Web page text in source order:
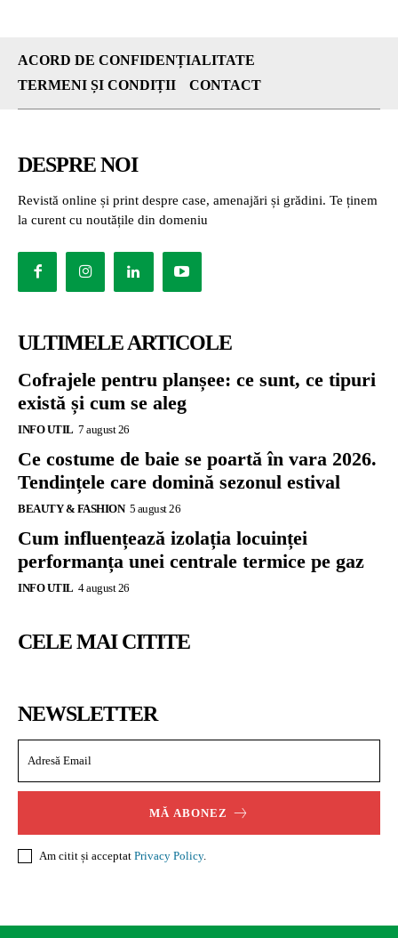
ACORD DE CONFIDENȚIALITATE
TERMENI ȘI CONDIȚII
CONTACT
DESPRE NOI
Revistă online și print despre case, amenajări și grădini. Te ținem
la curent cu noutățile din domeniu
ULTIMELE ARTICOLE
Cofrajele pentru planșee: ce sunt, ce tipuri
există și cum se aleg
INFO UTIL 7 august 26
Ce costume de baie se poartă în vara 2026.
Tendințele care domină sezonul estival
BEAUTY & FASHION 5 august 26
Cum influențează izolația locuinței
performanța unei centrale termice pe gaz
INFO UTIL 4 august 26
CELE MAI CITITE
NEWSLETTER
MĂ ABONEZ
Am citit și acceptat Privacy Policy.